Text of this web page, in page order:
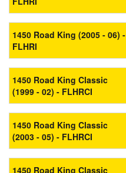
1450 Road King (2005 - 06) -
FLHRI
1450 Road King Classic
(1999 - 02) - FLHRCI
1450 Road King Classic
(2003 - 05) - FLHRCI
1450 Road King Classic